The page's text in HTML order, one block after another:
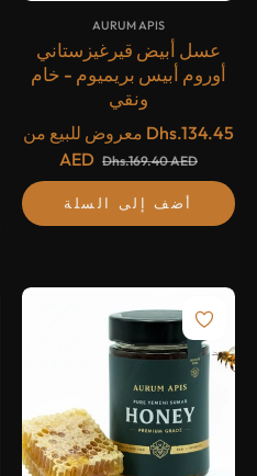
AURUM APIS
عسل أبيض قيرغيزستاني
أوروم أبيس بريميوم - خام
ونقي
Dhs.134.45
AED Dhs.169.40 AED
أضف إلى السلة